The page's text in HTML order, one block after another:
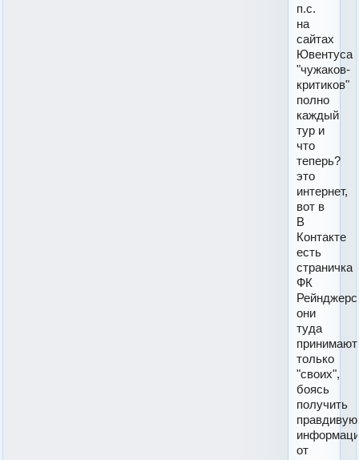
п.с.
на
сайтах
Ювентуса
"чужаков-
критиков"
полно
каждый
тур и
что
теперь?
это
интернет,
вот в
В
Контакте
есть
страничка
ФК
они
туда
принимают
только
"своих",
боясь
получить
правдивую
от